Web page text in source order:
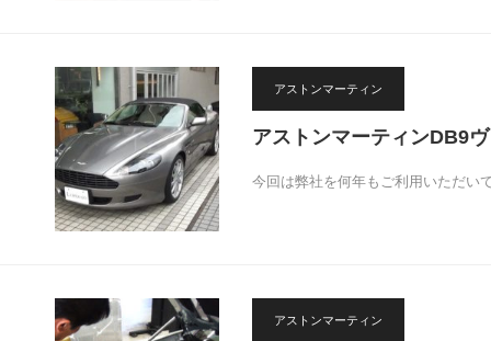
アストンマーティン
アストンマーティンDB9
今回は弊社を何年もご利用いただい
アストンマーティン